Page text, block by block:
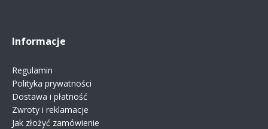
Informacje
Regulamin
Polityka prywatności
Dostawa i płatność
Zwroty i reklamacje
Jak złożyć zamówienie